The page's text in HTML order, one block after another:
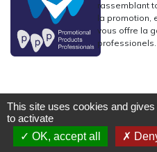
rassemblant
la promotion,
vous offre la
professionels.
This site uses cookies and
to activate
OK, accept all